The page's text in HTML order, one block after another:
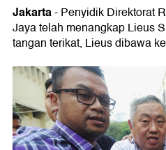
Jakarta- Penyidik Direktorat
Jaya telah menangkap Lieus
tangan terikat, Lieus dibawa